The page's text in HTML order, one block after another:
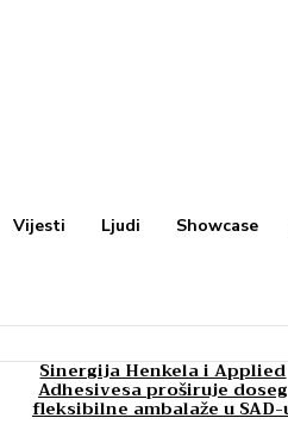
Vijesti Ljudi Showcase
Sinergija Henkela i Applied
Adhesivesa proširuje doseg
fleksibilne ambalaže u SAD-